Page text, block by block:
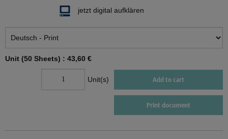
jetzt digital aufklären
Unit (50 Sheets) : 43,60 €
Unit(s) Add to cart
Print document